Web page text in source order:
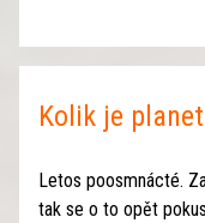
Kolik je
Letos poosmnácté.
tak se o to opět